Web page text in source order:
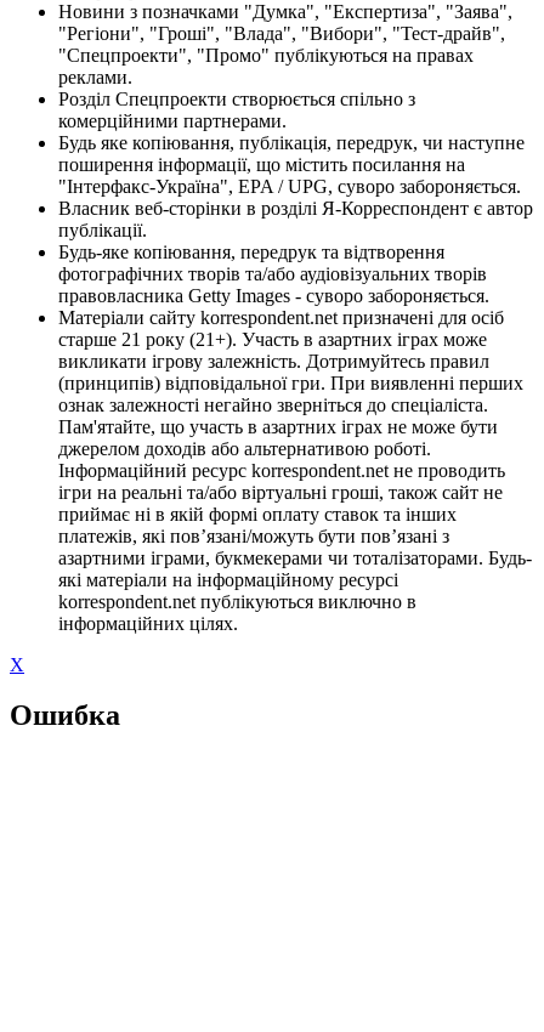
Новини з позначками "Думка", "Експертиза", "Заява",
"Регіони", "Гроші", "Влада", "Вибори", "Тест-драйв",
"Спецпроекти", "Промо" публікуються на правах
реклами.
Розділ Спецпроекти створюється спільно з
комерційними партнерами.
Будь яке копіювання, публікація, передрук, чи наступне
поширення інформації, що містить посилання на
"Інтерфакс-Україна", EPA / UPG, суворо забороняється.
Власник веб-сторінки в розділі Я-Корреспондент є автор
публікації.
Будь-яке копіювання, передрук та відтворення
фотографічних творів та/або аудіовізуальних творів
правовласника Getty Images - суворо забороняється.
Матеріали сайту korrespondent.net призначені для осіб
старше 21 року (21+). Участь в азартних іграх може
викликати ігрову залежність. Дотримуйтесь правил
(принципів) відповідальної гри. При виявленні перших
ознак залежності негайно зверніться до спеціаліста.
Пам'ятайте, що участь в азартних іграх не може бути
джерелом доходів або альтернативою роботі.
Інформаційний ресурс korrespondent.net не проводить
ігри на реальні та/або віртуальні гроші, також сайт не
приймає ні в якій формі оплату ставок та інших
платежів, які пов’язані/можуть бути пов’язані з
азартними іграми, букмекерами чи тоталізаторами. Будь-
які матеріали на інформаційному ресурсі
korrespondent.net публікуються виключно в
інформаційних цілях.
X
Ошибка